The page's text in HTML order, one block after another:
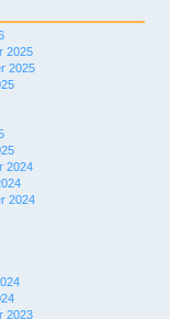
2025
2025
2024
2024
2023